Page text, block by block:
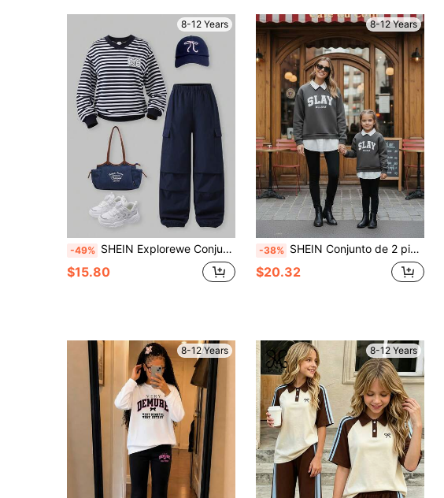
8-12 Years
-49% SHEIN Explorewe Conjunto de sudadera y pantalones a rayas casual para niñas, adecuado para uso diario casual, escuela, exterior y deportes en otoño/invierno
$15.80
8-12 Years
-38% SHEIN Conjunto de 2 piezas de sudadera de manga larga y pantalones para niñas preadolescentes
$20.32
8-12 Years 8-12 Years